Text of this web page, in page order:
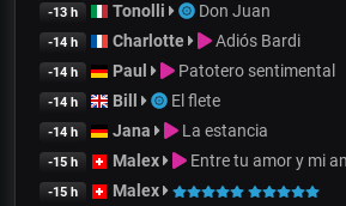
-13 h Tonolli Don Juan
-14 h Charlotte Adiós Bardi
-14 h Paul Patotero sentimental
-14 h Bill El flete
-14 h Jana La estancia
-15 h Malex Entre tu amor y mi
-15 h Malex